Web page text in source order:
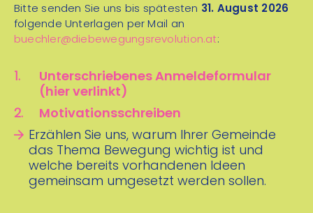
Bitte senden Sie uns bis spätesten 31. August 2026
folgende Unterlagen per Mail an
buechler@diebewegungsrevolution.at:
Unterschriebenes Anmeldeformular
(hier verlinkt)
Motivationsschreiben
Erzählen Sie uns, warum Ihrer Gemeinde
das Thema Bewegung wichtig ist und
welche bereits vorhandenen Ideen
gemeinsam umgesetzt werden sollen.